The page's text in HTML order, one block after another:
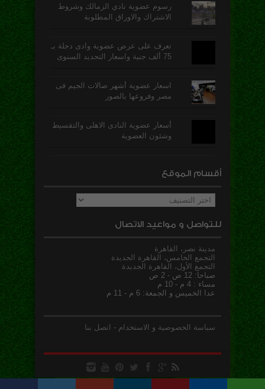
رسوم عضوية نادي الزمالك وشروط
الاشتراك والاوراق المطلوبة
تعرف على عرض عضوية وادى دجلة بـ
75 ألف جنية واسعار التجديد السنوى
اسعار عضوية أشهر صالات الجيم فى
مصر وفروعها بالصور
أسعار عضوية النادى الاهلى والتقسيط
وشئون العضوية
أقسام الموقع
أقسام
الموقع
للتواصل و مواعيد الاتصال
مدينة نصر، القاهرة
التجمع الخامس، القاهرة الجديدة
التجمع الأول، القاهرة الجديدة
صباحا: 12 ص - 2 ص
مساء : 4 م - 10 م
عدا الخميس و الجمعة: 6 م - 11 م
سياسة الخصوصية و الاستخدام - اتصل بنا